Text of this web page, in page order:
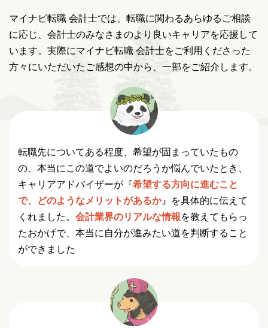
マイナビ転職 会計士では、転職に関わるあらゆるご相談
に応じ、 会計士のみなさまのより良いキャリアを応援して
います。 実際にマイナビ転職 会計士をご利用くださった
方々にいただいたご感想の中から、一部をご紹介します。
転職先についてある程度、希望が固まっていたもの
の、本当にこの道でよいのだろうか悩んでいたとき、
キャリアアドバイザーが『希望する方向に進むこと
で、どのようなメリットがあるか』を具体的に伝えて
くれました。 会計業界のリアルな情報を教えてもらっ
たおかげで、本当に自分が進みたい道を判断すること
ができました